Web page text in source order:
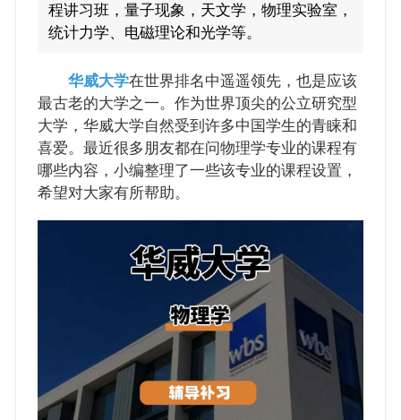
程讲习班，量子现象，天文学，物理实验室，
统计力学、电磁理论和光学等。
华威大学在世界排名中遥遥领先，也是应该
最古老的大学之一。作为世界顶尖的公立研究型
大学，华威大学自然受到许多中国学生的青睐和
喜爱。最近很多朋友都在问物理学专业的课程有
哪些内容，小编整理了一些该专业的课程设置，
希望对大家有所帮助。